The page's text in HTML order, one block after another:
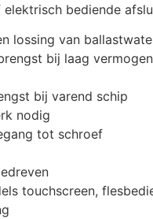
bediende
lossing van
bij laag
bij varend schip
nodig
tot schroef
touchscreen,